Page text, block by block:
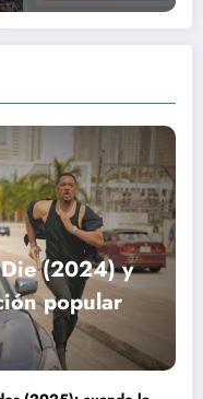
(2024) y
popular